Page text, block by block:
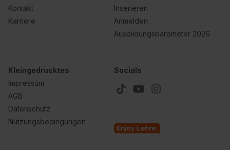
Kontakt
Karriere
Inserieren
Anmelden
Ausbildungsbarometer 2026
Kleingedrucktes
Impressum
AGB
Datenschutz
Nutzungsbedingungen
Socials